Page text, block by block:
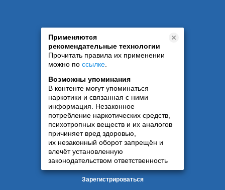
Применяются
рекомендательные технологии
Прочитать правила их применении
можно по ссылке
Возможны упоминания
В контенте могут упоминаться
наркотики и связанная с ними
информация. Незаконное
потребление наркотических средств,
психотропных веществ и их аналогов
причиняет вред здоровью,
их незаконный оборот запрещён и
влечёт установленную
законодательством ответственность
Зарегистрироваться